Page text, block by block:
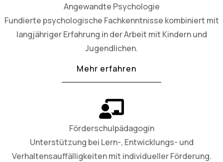
Angewandte Psychologie
Fundierte psychologische Fachkenntnisse kombiniert mit
langjähriger Erfahrung in der Arbeit mit Kindern und
Jugendlichen.
Mehr erfahren
Förderschulpädagogin
Unterstützung bei Lern-, Entwicklungs- und
Verhaltensauffälligkeiten mit individueller Förderung.